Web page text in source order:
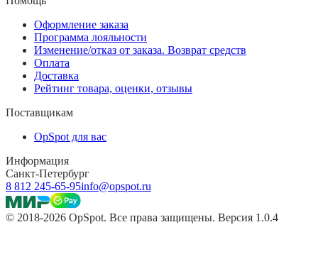
Оформление заказа
Программа лояльности
Изменение/отказ от заказа. Возврат средств
Оплата
Доставка
Рейтинг товара, оценки, отзывы
Поставщикам
OpSpot для вас
Информация
Санкт-Петербург
8 812 245-65-95info@opspot.ru
© 2018-2026 OpSpot. Все права защищены. Версия 1.0.4